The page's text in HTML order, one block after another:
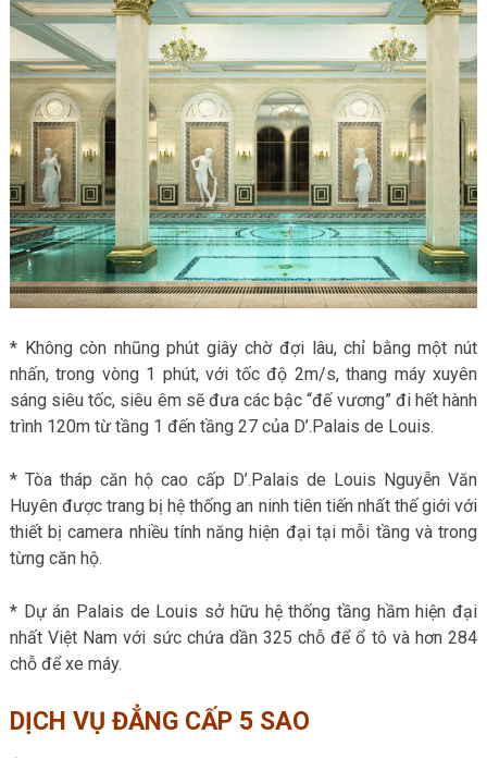
* Không còn nhũng phút giây chờ đợi lâu, chỉ bằng một nút
nhấn, trong vòng 1 phút, với tốc độ 2m/s, thang máy xuyên
sáng siêu tốc, siêu êm sẽ đưa các bậc “đế vương” đi hết hành
trình 120m từ tầng 1 đến tầng 27 của D’.Palais de Louis.
* Tòa tháp căn hộ cao cấp D’.Palais de Louis Nguyễn Văn
Huyên được trang bị hệ thống an ninh tiên tiến nhất thế giới với
thiết bị camera nhiều tính năng hiện đại tại mỗi tầng và trong
từng căn hộ.
* Dự án Palais de Louis sở hữu hệ thống tầng hầm hiện đại
nhất Việt Nam với sức chứa dần 325 chỗ để ổ tô và hơn 284
chỗ để xe máy.
DỊCH VỤ ĐẲNG CẤP 5 SAO